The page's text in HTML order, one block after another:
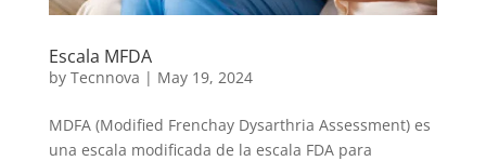
Escala MFDA
by Tecnnova | May 19, 2024
MDFA (Modified Frenchay Dysarthria Assessment) es
una escala modificada de la escala FDA para